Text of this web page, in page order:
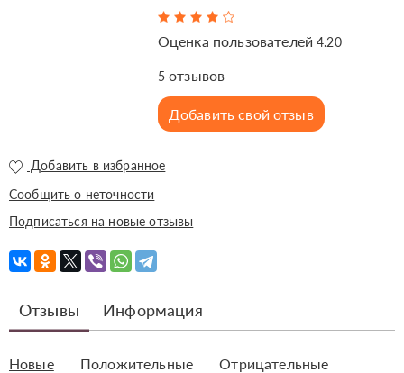
Оценка пользователей4.20
5отзывов
Добавить свой отзыв
Добавить в избранное
Сообщить о неточности
Подписаться на новые отзывы
Отзывы Информация
Новые Положительные Отрицательные